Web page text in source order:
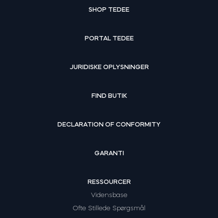
SHOP TEDEE
PORTAL TEDEE
JURIDISKE OPLYSNINGER
FIND BUTIK
DECLARATION OF CONFORMITY
GARANTI
RESSOURCER
Vidensbase
Ofte Stillede Spørgsmål